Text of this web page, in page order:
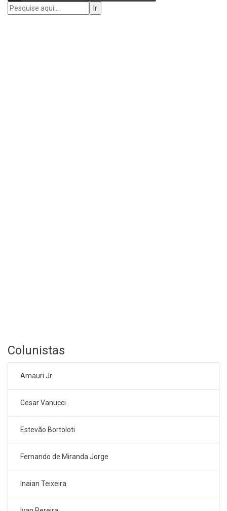
Colunistas
Amauri Jr.
Cesar Vanucci
Estevão Bortoloti
Fernando de Miranda Jorge
Inaian Teixeira